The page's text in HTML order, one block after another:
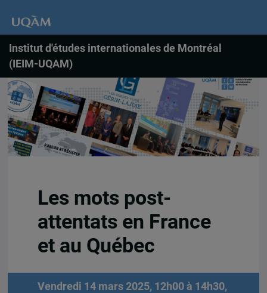
Institut d'études internationales de Montréal
(IEIM-UQAM)
Les mots post-
attentats en France
et au Québec
Vendredi 14 mars 2025, 12h00 à 14h30,